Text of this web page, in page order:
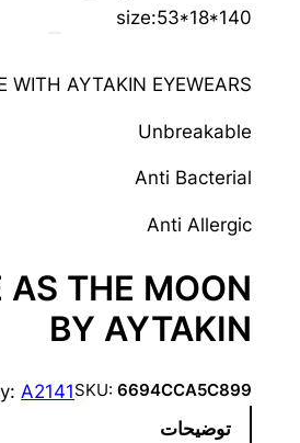
size:53*18*140
WITH AYTAKIN EYEWEARS
Unbreakable
Anti Bacterial
Anti Allergic
AS THE MOON
BY AYTAKIN
SKU:6694CCA5C899
A2141
توضیحات